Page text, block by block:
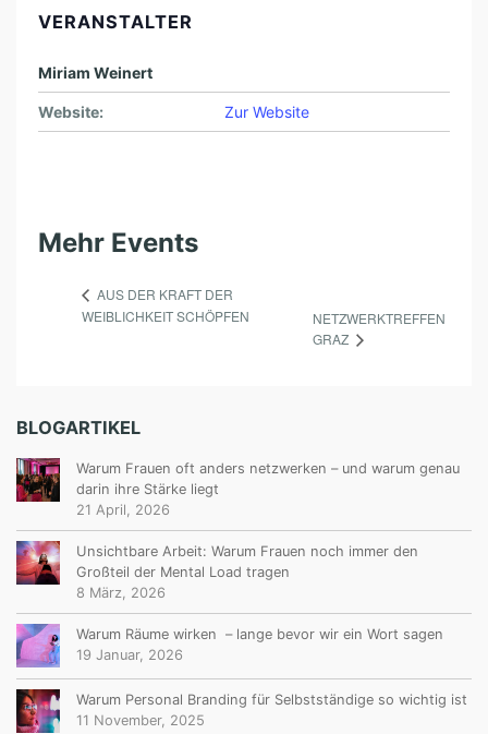
VERANSTALTER
Miriam Weinert
Website: Zur Website
Mehr Events
AUS DER KRAFT DER
WEIBLICHKEIT SCHÖPFEN
NETZWERKTREFFEN
GRAZ
BLOGARTIKEL
Warum Frauen oft anders netzwerken – und warum genau
darin ihre Stärke liegt
21 April, 2026
Unsichtbare Arbeit: Warum Frauen noch immer den
Großteil der Mental Load tragen
8 März, 2026
Warum Räume wirken – lange bevor wir ein Wort sagen
19 Januar, 2026
Warum Personal Branding für Selbstständige so wichtig ist
11 November, 2025